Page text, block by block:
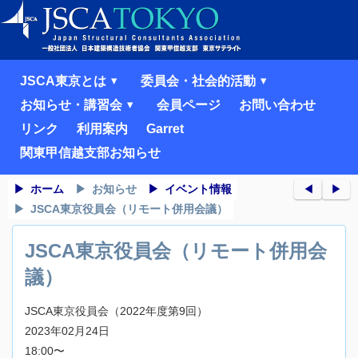
JSCA東京とは
委員会・社会的活動
お知らせ・講習会
会員ページ
お問い合わせ
リンク
利用案内
Garret
関東甲信越支部お知らせ
ホーム お知らせ
イベント情報
JSCA東京役員会（リモート併用会議）
◀︎ ▶︎
JSCA東京役員会（リモート併用会
議）
JSCA東京役員会（2022年度第9回）
2023年02月24日
18:00〜